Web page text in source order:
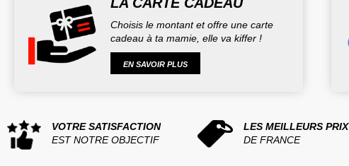
Choisis le montant et offre une carte
cadeau à ta mamie, elle va kiffer !
EN SAVOIR PLUS
VOTRE SATISFACTION
EST NOTRE OBJECTIF
LES MEILLEURS PRIX
DE FRANCE